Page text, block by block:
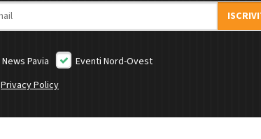
News Pavia
Eventi Nord-Ovest
Privacy Policy